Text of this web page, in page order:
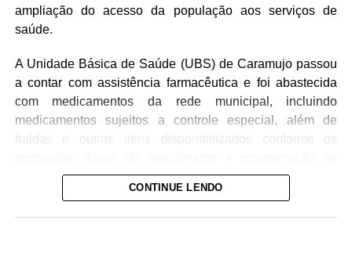
ampliação do acesso da população aos serviços de
saúde.
A Unidade Básica de Saúde (UBS) de Caramujo passou
a contar com assistência farmacêutica e foi abastecida
com medicamentos da rede municipal, incluindo
medicamentos sujeitos a controle especial, além de
fraldas e outros itens disponibilizados conforme os
abastecimento do município.
CONTINUE LENDO